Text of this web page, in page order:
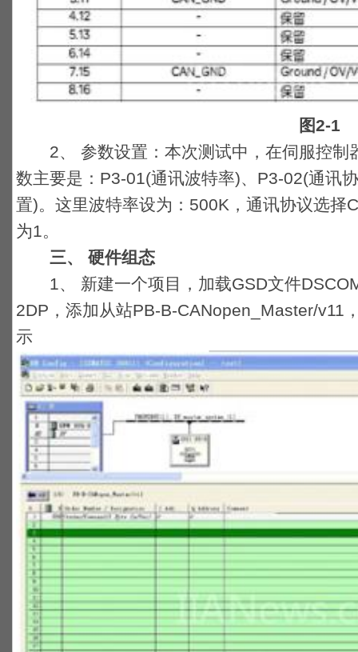
图2-1
2、 参数设置：本次测试中，在伺服控制
数主要是：P3-01(通讯波特率)、P3-02(通讯
置)。这里波特率设为：500K，通讯协议选择
为1。
三、 硬件组态
1、 新建一个项目，加载GSD文件
2DP，添加从站PB-B-CANopen_Master/v11
示